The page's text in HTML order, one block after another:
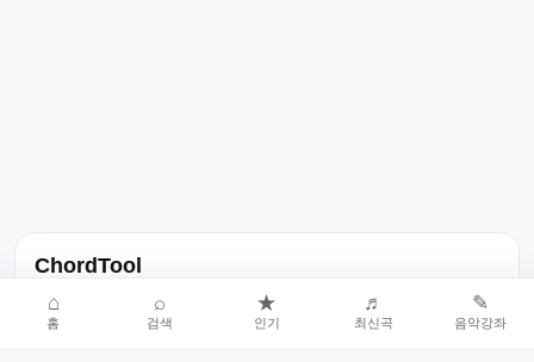
ChordTool
노래 가사, 곡 정보, 코드, 악보를 한곳에서 찾을 수 있는 음악 정보
서비스입니다.
⌂
홈
⌕
검색
★
인기
♬
최신곡
✎
음악강좌